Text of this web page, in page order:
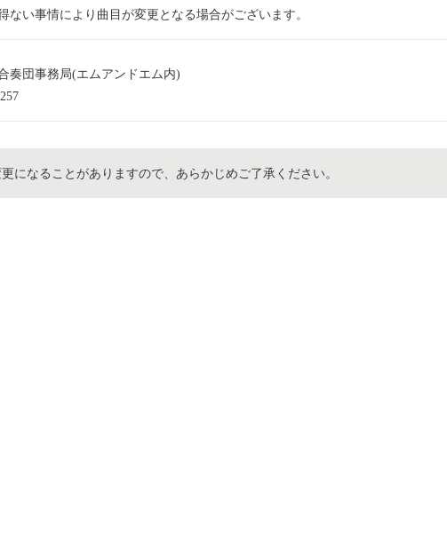
ない事情により曲目が変更となる場合がございます。
奏団事務局(エムアンドエム内)
になることがありますので、あらかじめご了承ください。